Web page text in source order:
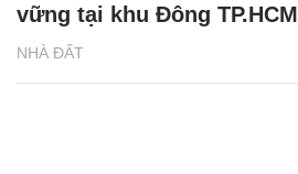
NHÀ ĐẤT
vững tại khu Đông TP.HCM